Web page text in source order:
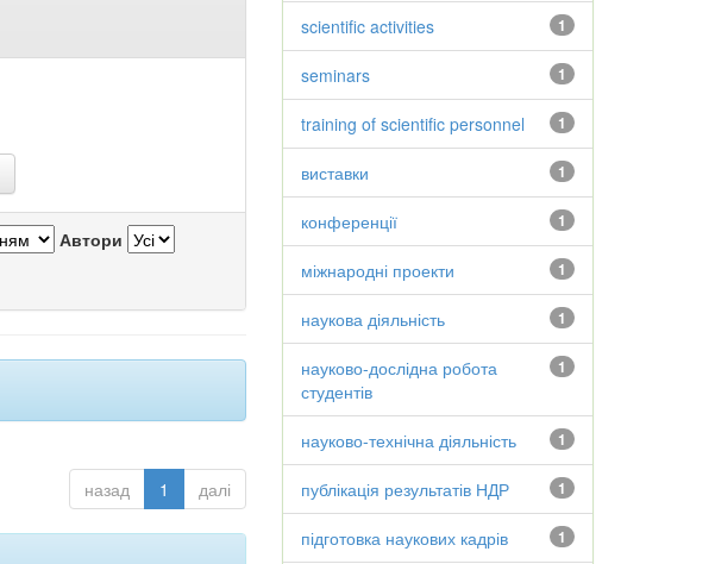
Автори
назад 1 далі
1
scientific activities
1
seminars
1
training of scientific personnel
1
виставки
1
конференції
1
міжнародні проекти
1
наукова діяльність
1
науково-дослідна робота
студентів
1
науково-технічна діяльність
1
публікація результатів НДР
1
підготовка наукових кадрів